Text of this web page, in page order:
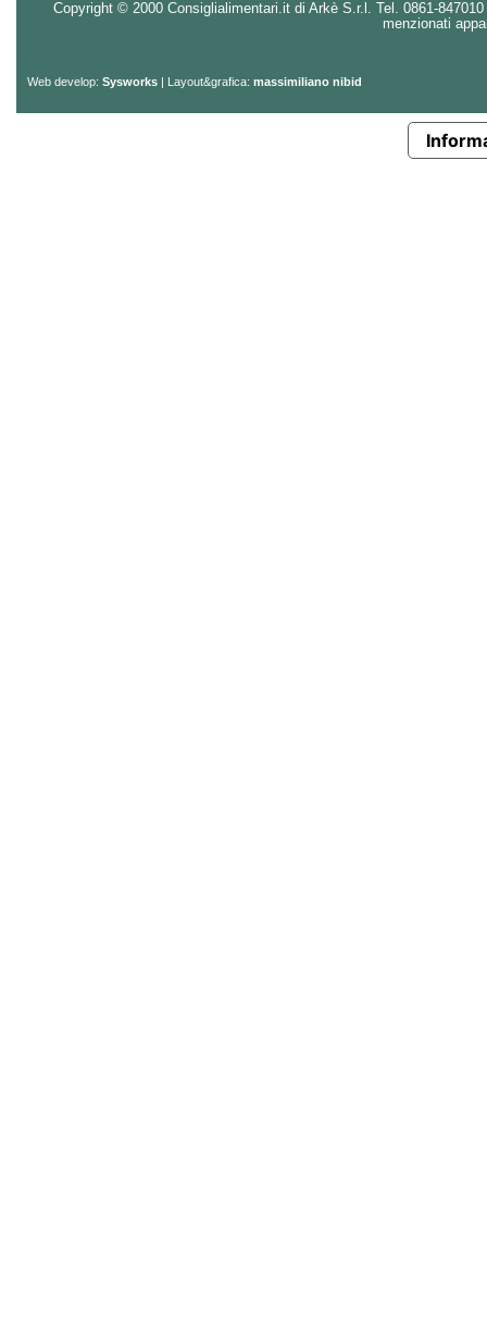
Copyright © 2000 Consiglialimentari.it di Arkè S.r.l. Tel. 0861-
menzionati
Web develop: Sysworks | Layout&grafica: massimiliano nibid